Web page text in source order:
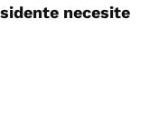
necesite